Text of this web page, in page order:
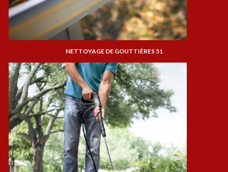
NETTOYAGE DE GOUTTIÈRES 51